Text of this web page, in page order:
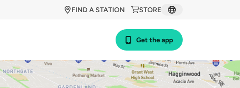
STORE
FIND A STATION
Get the app